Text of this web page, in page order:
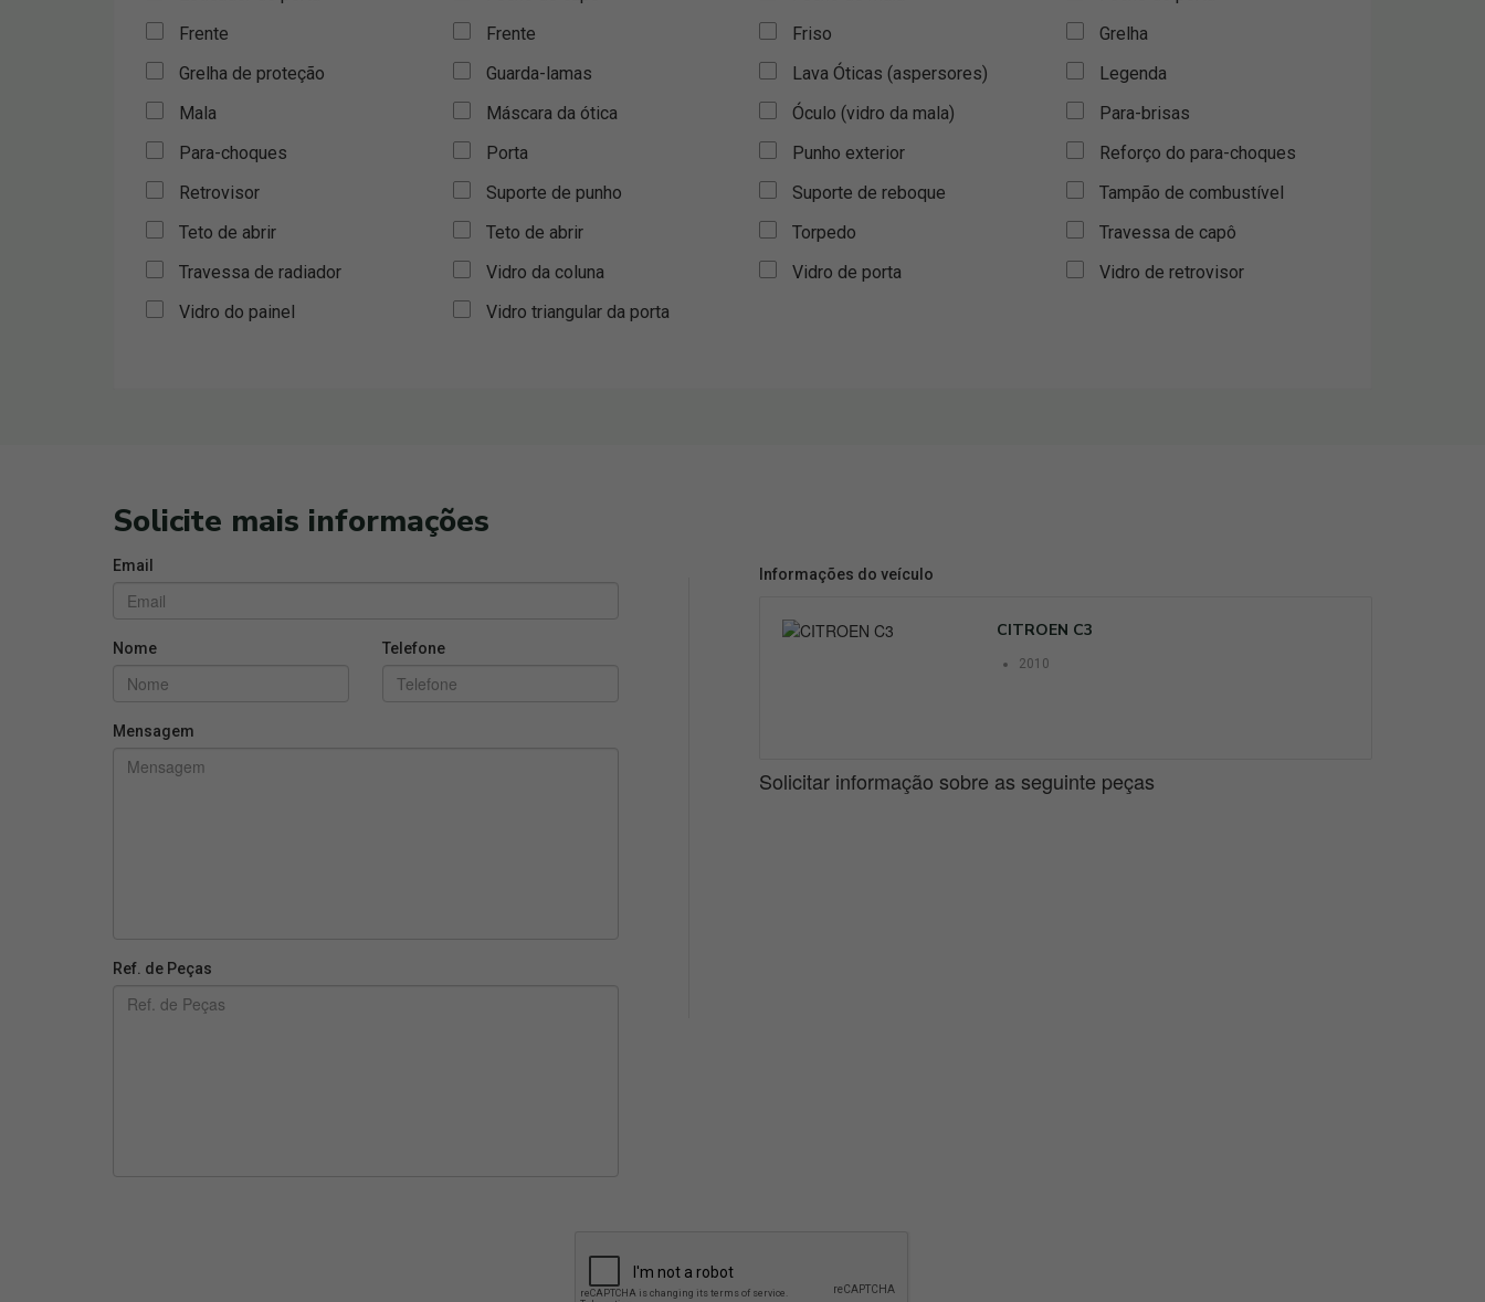
Frente
Frente Friso
Grelha
Grelha de proteção
Guarda-lamas Lava Óticas (aspersores)
Legenda
Mala
Máscara da ótica Óculo (vidro da mala)
Para-brisas
Para-choques
Porta Punho exterior
Reforço do para-choques
Retrovisor
Suporte de punho Suporte de reboque
Tampão de combustível
Teto de abrir
Teto de abrir Torpedo
Travessa de capô
Travessa de radiador
Vidro da coluna Vidro de porta
Vidro de retrovisor
Vidro do painel
Vidro triangular da porta
Solicite mais informações
Email
Nome Telefone
Mensagem
Ref. de Peças
Informações do veículo
CITROEN C3
2010
Solicitar informação sobre as seguinte peças